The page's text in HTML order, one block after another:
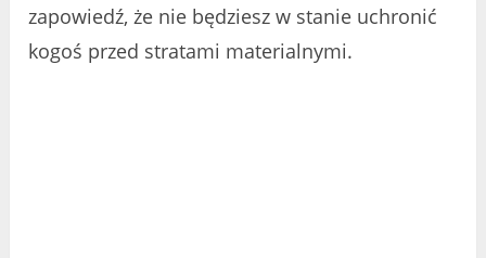
zapowiedź, że nie będziesz w stanie uchronić
kogoś przed stratami materialnymi.